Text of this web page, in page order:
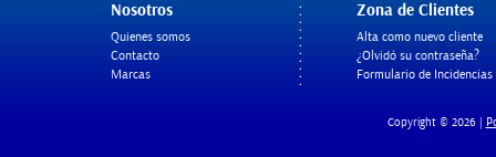
Nosotros
Quienes somos
Contacto
Marcas
Zona de Clientes
Alta como nuevo cliente
¿Olvidó su contraseña?
Formulario de Incidencias
Copyright © 2026 |